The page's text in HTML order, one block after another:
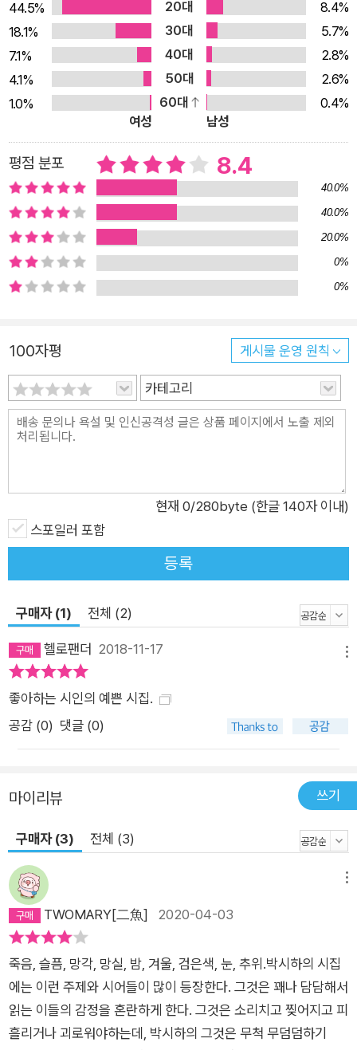
44.5%
20대
8.4%
18.1%
30대
5.7%
7.1%
40대
2.8%
4.1%
50대
2.6%
1.0%
60대
0.4%
여성
남성
평점 분포 8.4
40.0%
40.0%
20.0%
0%
0%
100자평 게시물 운영 원칙
카테고리
현재 0/280byte (한글 140자 이내)
스포일러 포함
등록
구매자 (1) 전체 (2)
헬로팬더 2018-11-17
좋아하는 시인의 예쁜 시집.
공감 (0) 댓글 (0)
마이리뷰 쓰기
구매자 (3) 전체 (3)
TWOMARY[二魚] 2020-04-03
죽음, 슬픔, 망각, 망실, 밤, 겨울, 검은색, 눈, 추위.박시하의 시집
에는 이런 주제와 시어들이 많이 등장한다. 그것은 꽤나 담담해서
읽는 이들의 감정을 혼란하게 한다. 그것은 소리치고 찢어지고 피
흘리거나 괴로워야하는데, 박시하의 그것은 무척 무덤덤하기